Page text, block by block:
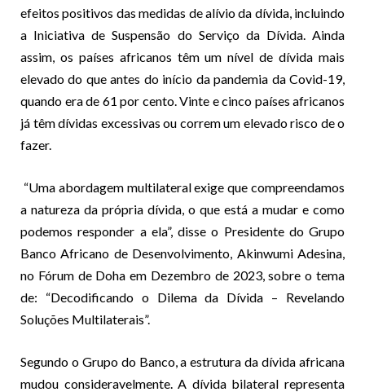
efeitos positivos das medidas de alívio da dívida, incluindo
a Iniciativa de Suspensão do Serviço da Dívida. Ainda
assim, os países africanos têm um nível de dívida mais
elevado do que antes do início da pandemia da Covid-19,
quando era de 61 por cento. Vinte e cinco países africanos
já têm dívidas excessivas ou correm um elevado risco de o
fazer.
“Uma abordagem multilateral exige que compreendamos
a natureza da própria dívida, o que está a mudar e como
podemos responder a ela”, disse o Presidente do Grupo
Banco Africano de Desenvolvimento, Akinwumi Adesina,
no Fórum de Doha em Dezembro de 2023, sobre o tema
de: “Decodificando o Dilema da Dívida – Revelando
Soluções Multilaterais”.
Segundo o Grupo do Banco, a estrutura da dívida africana
mudou consideravelmente. A dívida bilateral representa